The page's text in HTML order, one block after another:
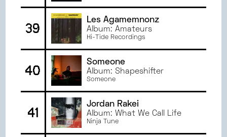
39
Les Agamemnonz
Album: Amateurs
Hi-Tide Recordings
40
Someone
Album: Shapeshifter
Someone
41
Jordan Rakei
Album: What We Call Life
Ninja Tune